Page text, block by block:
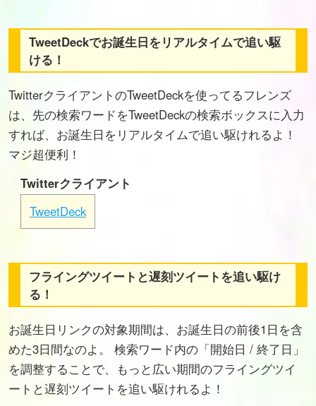
TweetDeckでお誕生日をリアルタイムで追い駆
ける！
TwitterクライアントのTweetDeckを使ってるフレンズ
は、先の検索ワードをTweetDeckの検索ボックスに入力
すれば、お誕生日をリアルタイムで追い駆けれるよ！
マジ超便利！
Twitterクライアント
TweetDeck
フライングツイートと遅刻ツイートを追い駆け
る！
お誕生日リンクの対象期間は、お誕生日の前後1日を含
めた3日間なのよ。 検索ワード内の「開始日 / 終了日」
を調整することで、もっと広い期間のフライングツイ
ートと遅刻ツイートを追い駆けれるよ！